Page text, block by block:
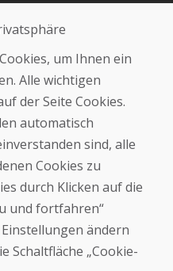
von Waren
um Ihnen ein
Alle wichtigen
der Seite Cookies.
automatisch
sind, alle
Cookies zu
durch Klicken auf die
und fortfahren“
ändern
Schaltfläche „Cookie-